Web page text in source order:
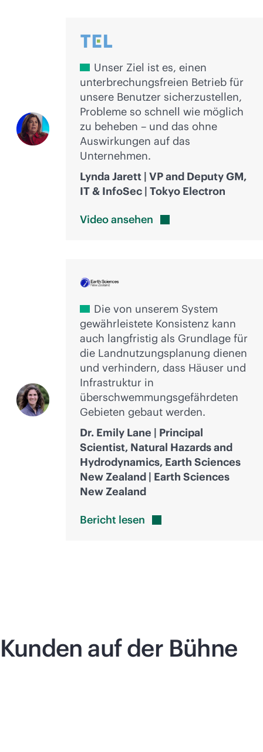
Unser Ziel ist es, einen
unterbrechungsfreien Betrieb für
unsere Benutzer sicherzustellen,
Probleme so schnell wie möglich
zu beheben – und das ohne
Auswirkungen auf das
Unternehmen.
Lynda Jarett | VP and Deputy GM,
IT & InfoSec | Tokyo Electron
Videoansehen
Die von unserem System
gewährleistete Konsistenz kann
auch langfristig als Grundlage für
die Landnutzungsplanung dienen
und verhindern, dass Häuser und
Infrastruktur in
überschwemmungsgefährdeten
Gebieten gebaut werden.
Dr. Emily Lane | Principal
Scientist, Natural Hazards and
Hydrodynamics, Earth Sciences
New Zealand | Earth Sciences
New Zealand
Bericht lesen
Kunden auf der Bühne